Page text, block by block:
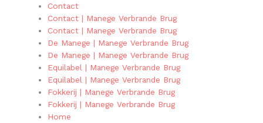
Contact
Contact | Manege Verbrande Brug
Contact | Manege Verbrande Brug
De Manege | Manege Verbrande Brug
De Manege | Manege Verbrande Brug
Equilabel | Manege Verbrande Brug
Equilabel | Manege Verbrande Brug
Fokkerij | Manege Verbrande Brug
Fokkerij | Manege Verbrande Brug
Home